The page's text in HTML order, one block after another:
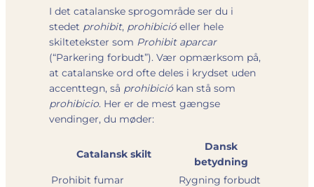
I det catalanske sprogområde ser du i
stedet prohibit, prohibicióeller hele
skiltetekster som Prohibit aparcar
(“Parkering forbudt”). Vær opmærksom på,
at catalanske ord ofte deles i krydset uden
accenttegn, så prohibiciókan stå som
prohibicio. Her er de mest gængse
vendinger, du møder:
Catalansk skilt
Dansk
betydning
Prohibit fumar
Rygning forbudt